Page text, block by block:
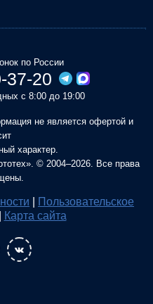
по России
37-20
с 8:00 до 19:00
не является офертой и
характер.
© 2004–2026. Все права
Пользовательское
Карта сайта